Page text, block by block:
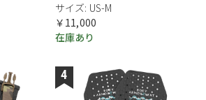
サイズ: US-M
￥11,000
在庫あり